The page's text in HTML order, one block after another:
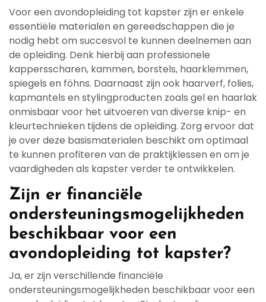
Voor een avondopleiding tot kapster zijn er enkele
essentiële materialen en gereedschappen die je
nodig hebt om succesvol te kunnen deelnemen aan
de opleiding. Denk hierbij aan professionele
kappersscharen, kammen, borstels, haarklemmen,
spiegels en föhns. Daarnaast zijn ook haarverf, folies,
kapmantels en stylingproducten zoals gel en haarlak
onmisbaar voor het uitvoeren van diverse knip- en
kleurtechnieken tijdens de opleiding. Zorg ervoor dat
je over deze basismaterialen beschikt om optimaal
te kunnen profiteren van de praktijklessen en om je
vaardigheden als kapster verder te ontwikkelen.
Zijn er financiële
ondersteuningsmogelijkheden
beschikbaar voor een
avondopleiding tot kapster?
Ja, er zijn verschillende financiële
ondersteuningsmogelijkheden beschikbaar voor een